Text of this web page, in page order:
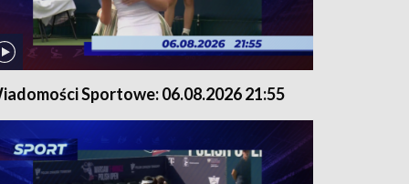
Sportowe: 06.08.2026 21:55